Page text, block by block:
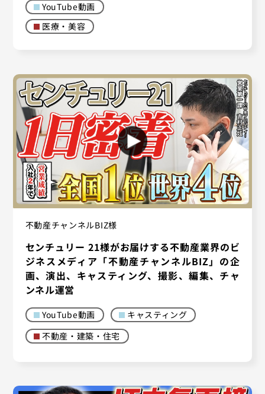
YouTube動画
医療・美容
不動産チャンネルBIZ様
センチュリー 21様がお届けする不動産業界のビ
ジネスメディア「不動産チャンネルBIZ」の企
画、演出、キャスティング、撮影、編集、チャ
ンネル運営
YouTube動画
キャスティング
不動産・建築・住宅